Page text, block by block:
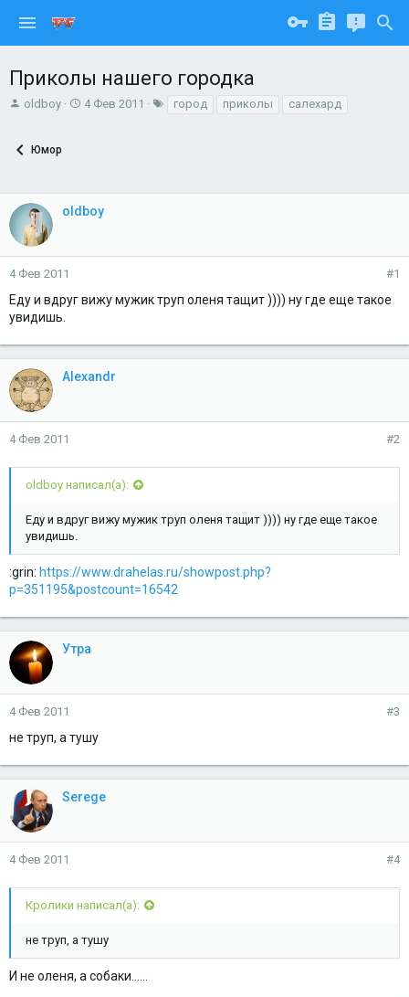
Приколы нашего городка
А
о
е
м
ы
oldboy
Д
а
4 Фев 2011 город приколы салехард
Юмор
oldboy
4 Фев 2011 #1
Еду и вдруг вижу мужик труп оленя тащит )))) ну где еще такое
увидишь.
Alexandr
4 Фев 2011 #2
oldboy написал(а):
Еду и вдруг вижу мужик труп оленя тащит )))) ну где еще такое
увидишь.
:grin: https://www.drahelas.ru/showpost.php?
p=351195&postcount=16542
Утра
4 Фев 2011 #3
не труп, а тушу
Serege
4 Фев 2011 #4
Кролики написал(а):
не труп, а тушу
И не оленя, а собаки......